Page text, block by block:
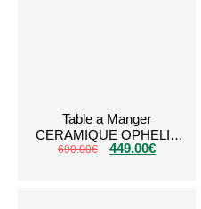
Table a Manger
CERAMIQUE OPHELIA
Blanc Dore
690.00€ 449.00€